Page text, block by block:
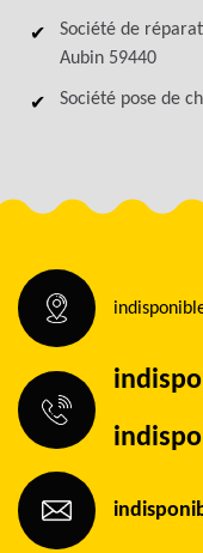
Société de
Aubin 59440
Société pose de